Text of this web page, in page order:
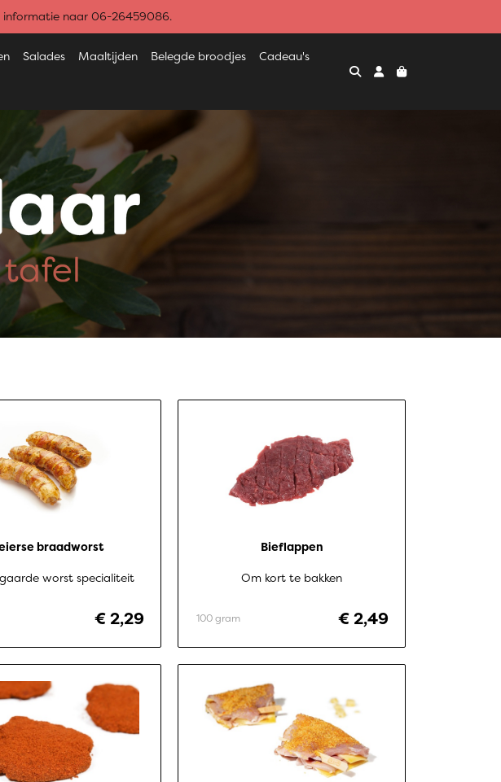
informatie naar 06-26459086.
Salades Maaltijden Belegde broodjes Cadeau's
braadworst
worst specialiteit
€ 2,29
Bieflappen
Om kort te bakken
€ 2,49
100 gram